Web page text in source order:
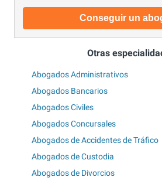
Conseguir un
Otras
Abogados Administrativos
Abogados Bancarios
Abogados Civiles
Abogados Concursales
Abogados de Accidentes de Tráfico
Abogados de Custodia
Abogados de Divorcios